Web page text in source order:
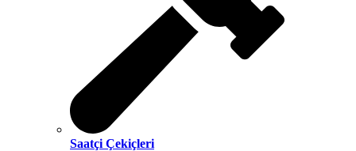
Saatçi Çekiçleri